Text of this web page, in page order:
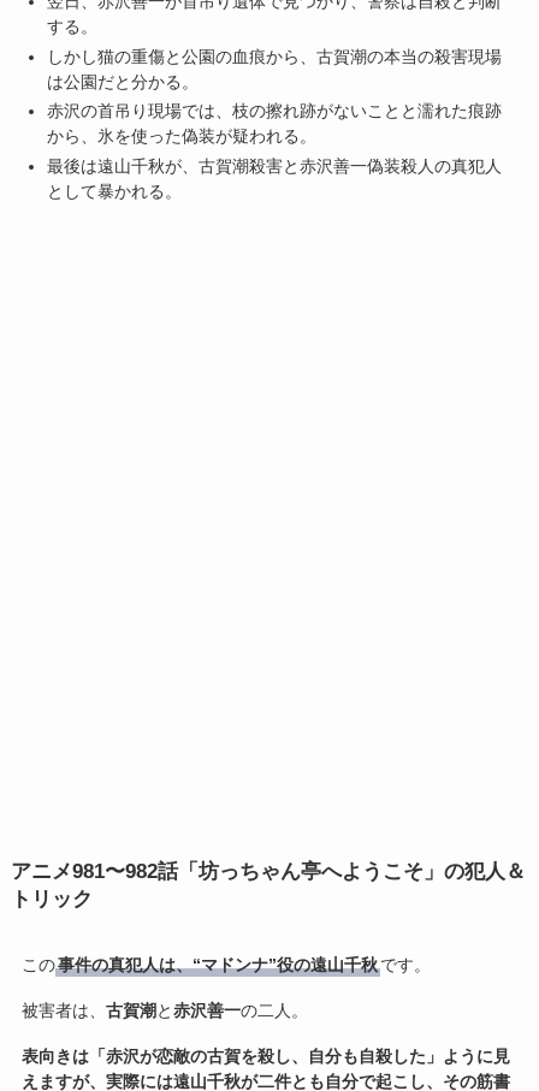
する。
しかし猫の重傷と公園の血痕から、古賀潮の本当の殺害現場
は公園だと分かる。
赤沢の首吊り現場では、枝の擦れ跡がないことと濡れた痕跡
から、氷を使った偽装が疑われる。
最後は遠山千秋が、古賀潮殺害と赤沢善一偽装殺人の真犯人
として暴かれる。
アニメ981〜982話「坊っちゃん亭へようこそ」の犯人＆
トリック
この事件の真犯人は、“マドンナ”役の遠山千秋です。
被害者は、 古賀潮と赤沢善一の二人。
表向きは「赤沢が恋敵の古賀を殺し、自分も自殺した」ように見
えますが、実際には遠山千秋が二件とも自分で起こし、その筋書